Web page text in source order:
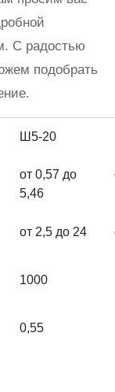
С радостью
подобрать
Ш5-20
от 0,57 до
5,46
от 2,5 до 24
1000
0,55